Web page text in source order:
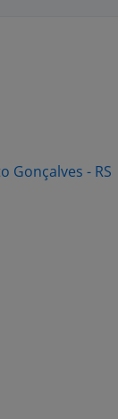
Gonçalves - RS